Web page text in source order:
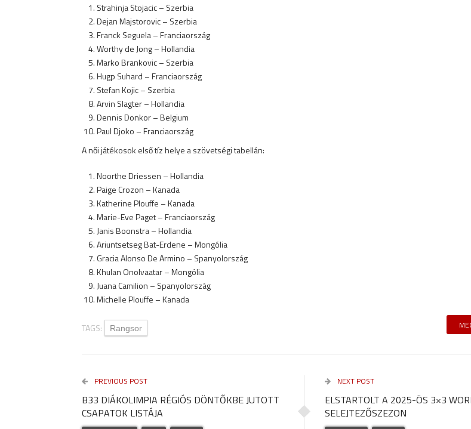
Strahinja Stojacic – Szerbia
Dejan Majstorovic – Szerbia
Franck Seguela – Franciaország
Worthy de Jong – Hollandia
Marko Brankovic – Szerbia
Hugp Suhard – Franciaország
Stefan Kojic – Szerbia
Arvin Slagter – Hollandia
Dennis Donkor – Belgium
Paul Djoko – Franciaország
A női játékosok első tíz helye a szövetségi tabellán:
Noorthe Driessen – Hollandia
Paige Crozon – Kanada
Katherine Plouffe – Kanada
Marie-Eve Paget – Franciaország
Janis Boonstra – Hollandia
Ariuntsetseg Bat-Erdene – Mongólia
Gracia Alonso De Armino – Spanyolország
Khulan Onolvaatar – Mongólia
Juana Camilion – Spanyolország
Michelle Plouffe – Kanada
TAGS: Rangsor
PREVIOUS POST
B33 DIÁKOLIMPIA RÉGIÓS DÖNTŐKBE JUTOTT
CSAPATOK LISTÁJA
NEXT POST
ELSTARTOLT A 2025-ÖS 3×3
SELEJTEZŐSZEZON